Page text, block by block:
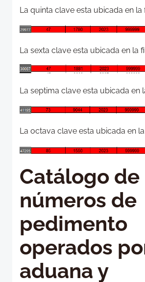
La quinta clave esta ubicada en la
La sexta clave esta ubicada en la
La septima clave esta ubicada en
La octava clave esta ubicada en la
Catálogo de
números de
pedimento
operados
aduana y